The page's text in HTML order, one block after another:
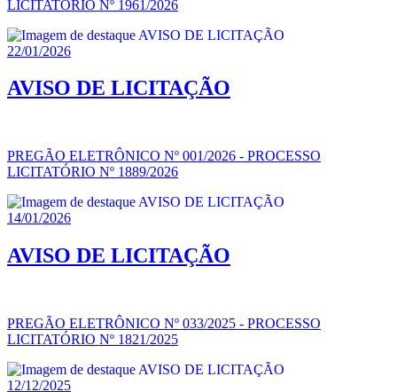
LICITATÓRIO Nº 1961/2026
22/01/2026
AVISO DE LICITAÇÃO
PREGÃO ELETRÔNICO Nº 001/2026 - PROCESSO
LICITATÓRIO Nº 1889/2026
14/01/2026
AVISO DE LICITAÇÃO
PREGÃO ELETRÔNICO Nº 033/2025 - PROCESSO
LICITATÓRIO Nº 1821/2025
12/12/2025